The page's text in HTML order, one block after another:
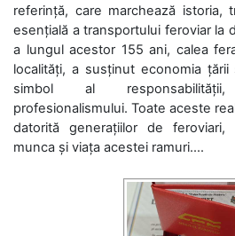
referință, care marchează istoria,
esențială a transportului feroviar la
a lungul acestor 155 ani, calea
localități, a susținut economia
simbol al
profesionalismului. Toate aceste
datorită generațiilor de
munca și viața acestei ramuri....